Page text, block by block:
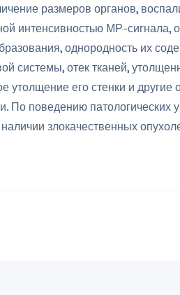
размеров органов,
интенсивностью МР-
однородность их
системы, отек тканей,
утолщение его стенки и
По поведению патологических
злокачественных